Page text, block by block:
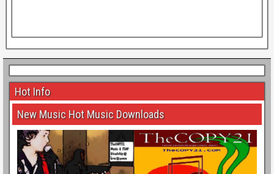
Hot Info
New Music Hot Music Downloads